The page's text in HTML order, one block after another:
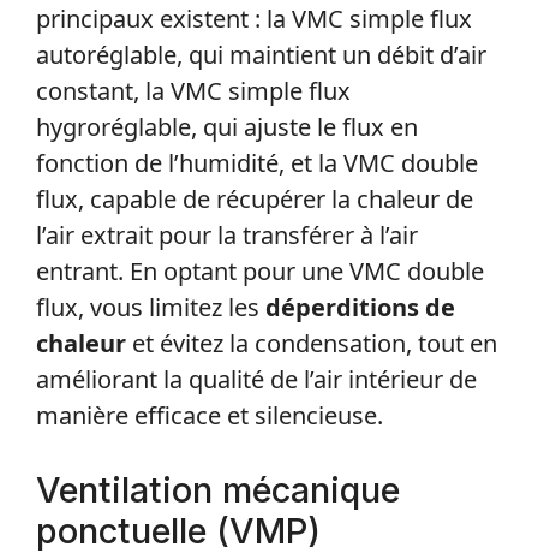
principaux existent : la VMC simple flux
autoréglable, qui maintient un débit d’air
constant, la VMC simple flux
hygroréglable, qui ajuste le flux en
fonction de l’humidité, et la VMC double
flux, capable de récupérer la chaleur de
l’air extrait pour la transférer à l’air
entrant. En optant pour une VMC double
flux, vous limitez les déperditions de
chaleur et évitez la condensation, tout en
améliorant la qualité de l’air intérieur de
manière efficace et silencieuse.
Ventilation mécanique
ponctuelle (VMP)